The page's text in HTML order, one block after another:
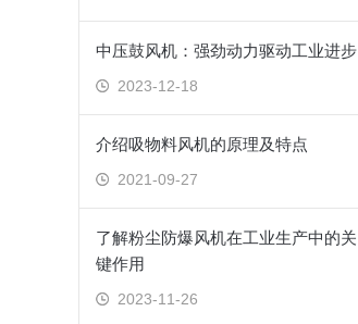
中压鼓风机：强劲动力驱动工业进步
2023-12-18
介绍吸物料风机的原理及特点
2021-09-27
了解粉尘防爆风机在工业生产中的关
键作用
2023-11-26